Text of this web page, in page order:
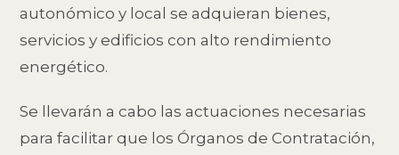
autonómico y local se adquieran bienes,
servicios y edificios con alto rendimiento
energético.
Se llevarán a cabo las actuaciones necesarias
para facilitar que los Órganos de Contratación,